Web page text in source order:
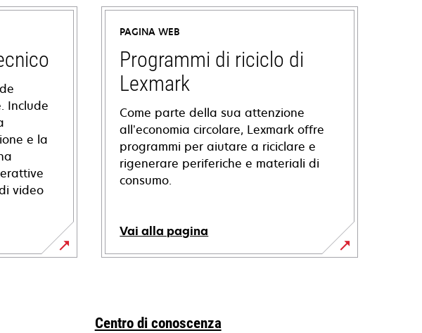
Include
e la
video
PAGINA WEB
Programmi di riciclo di
Lexmark
Come parte della sua attenzione
all’economia circolare, Lexmark offre
programmi per aiutare a riciclare e
rigenerare periferiche e materiali di
consumo.
Vai alla pagina
Centro di conoscenza